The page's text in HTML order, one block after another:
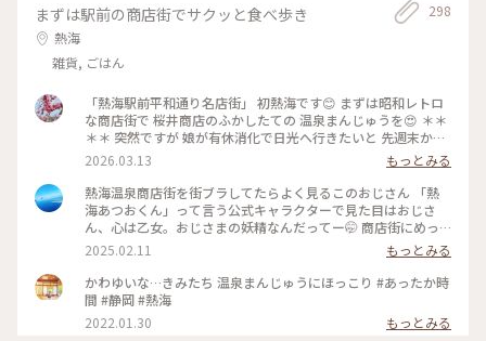
まずは駅前の商店街でサクッと食べ歩き
熱海
雑貨, ごはん
298
「熱海駅前平和通り名店街」 初熱海です😊 まずは昭和レトロ
な商店街で 桜井商店のふかしたての 温泉まんじゅうを😍 ＊＊
＊＊ 突然ですが 娘が有休消化で日光へ行きたいと 先週末から
3泊４日で 熱海〜日光へ母娘旅でした😆 当初那須高原も行こう
ねとルンルンが 北関東の寒さを知らず！ 3月いっぱいスノータ
イヤ🛞💦 那須高原はスキー⛷️❄️ いろは坂は凍結✨ 日曜日からま
た厳寒😂 季節外れの那須高原は諦めて 1日目は熱海で途中下
車することに 熱海はこの日18℃☀️ 翌日の日光は最低気温氷点
下の 真冬🤣 なんとか日光へは行こうと ぽかぽか陽気の熱海か
ら 真冬の日光へのアップダウン旅の スタートです😆 ♨️ ふかし
たての温泉まんじゅうは こし餡と黒糖生地の粒あん アッツア
ツふかふかでした😍 商店街には美味しそうなお店が たくさん
💕 お昼ご飯を求めて路地裏散策へ♪ 行きの新幹線から タイミ
ングよく雲の切れた 富士山も綺麗に見えて 幸先のいいスター
2026.03.13
もっとみる
熱海温泉商店街を街ブラしてたらよく見るこのおじさん 「熱
海あつおくん」って言う公式キャラクターで見た目はおじさ
ん、心は乙女。おじさまの妖精なんだってー🤭 商店街にめっ
ちゃいるから気になっちゃったw そんなあつおくんの温泉まん
じゅうは、蒸したてほかほか黒糖まんじゅう。美味しかった😋
後ろから消毒スプレーが出てるからちょんまげみたいな姿にな
ってしまった🤣 そこからちょっと足を伸ばしてお散歩♪ 地図
で見ると桜並木まで徒歩で20分ほどとしか書いてなかったの
で、平地を歩くのかと思ったら、海に向けてずっと下り坂！
2025.02.11
もっとみる
かわゆいな…きみたち 温泉まんじゅうにほっこり #あったか時
間 #静岡 #熱海
2022.01.30
もっとみる